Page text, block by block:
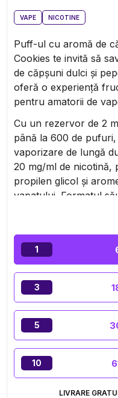
VAPE NICOTINE
Puff-ul cu aromă de
Cookies te invită să
de căpșuni dulci și
oferă o experiență
pentru amatorii de
Cu un rezervor de 2
până la 600 de
vaporizare de lungă
20 mg/ml de nicotină,
propilen glicol și
vapatului. Formatul
ușor în buzunar,
1
3
5
10
LIVRARE